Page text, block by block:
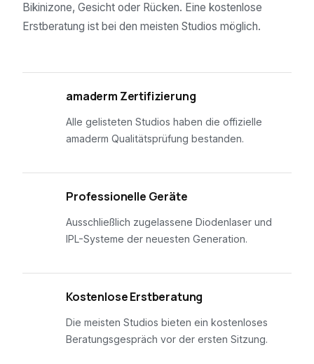
Bikinizone, Gesicht oder Rücken. Eine kostenlose
Erstberatung ist bei den meisten Studios möglich.
amaderm Zertifizierung
Alle gelisteten Studios haben die offizielle
amaderm Qualitätsprüfung bestanden.
Professionelle Geräte
Ausschließlich zugelassene Diodenlaser und
IPL-Systeme der neuesten Generation.
Kostenlose Erstberatung
Die meisten Studios bieten ein kostenloses
Beratungsgespräch vor der ersten Sitzung.